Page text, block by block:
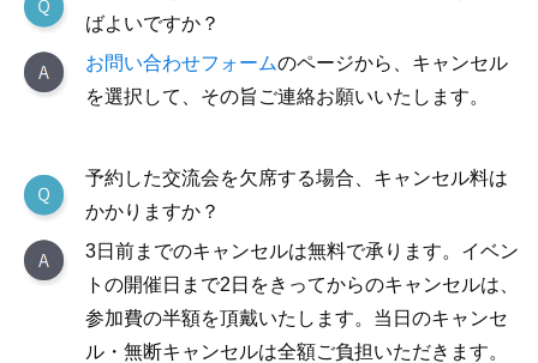
ばよいですか？
お問い合わせフォームのページから、キャンセル
を選択して、その旨ご連絡お願いいたします。
予約した交流会を欠席する場合、キャンセル料は
かかりますか？
3日前までのキャンセルは無料で承ります。イベン
トの開催日まで2日をきってからのキャンセルは、
参加費の半額を頂戴いたします。当日のキャンセ
ル・無断キャンセルは全額ご負担いただきます。